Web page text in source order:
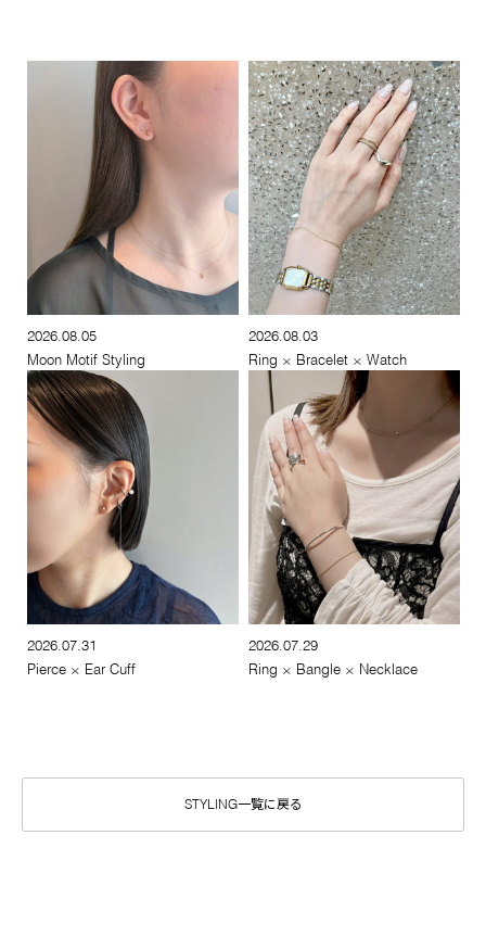
2026.08.05
Moon Motif Styling
2026.08.03
Ring × Bracelet × Watch
2026.07.31
Pierce × Ear Cuff
2026.07.29
Ring × Bangle × Necklace
STYLING一覧に戻る